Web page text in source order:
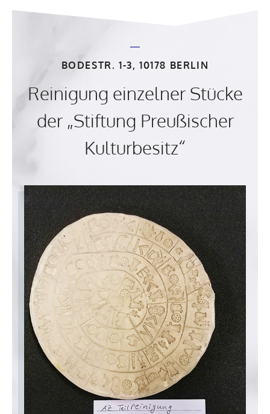
BODESTR. 1-3, 10178 BERLIN
Reinigung einzelner Stücke
der „Stiftung Preußischer
Kulturbesitz“